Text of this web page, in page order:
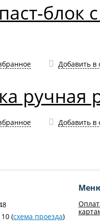
блок
Добавить в
ручная
Добавить в
(схема проезда)